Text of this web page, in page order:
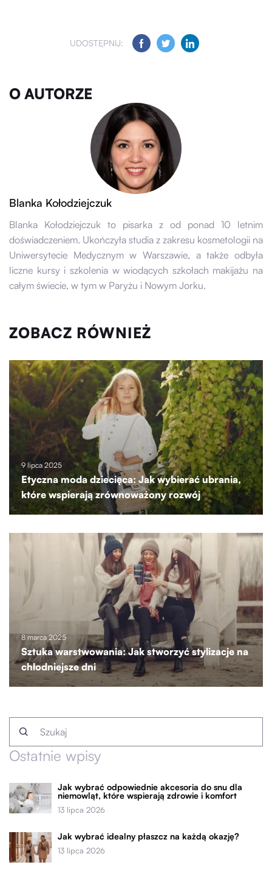
UDOSTĘPNIJ:
O AUTORZE
Blanka Kołodziejczuk
Blanka Kołodziejczuk to pisarka z od ponad 10 letnim
doświadczeniem. Ukończyła studia z zakresu kosmetologii na
Uniwersytecie Medycznym w Warszawie, a także odbyła
liczne kursy i szkolenia w wiodących szkołach makijażu na
całym świecie, w tym w Paryżu i Nowym Jorku.
ZOBACZ RÓWNIEŻ
9 lipca 2025
Etyczna moda dziecięca: Jak wybierać ubrania,
które wspierają zrównoważony rozwój
8 marca 2025
Sztuka warstwowania: Jak stworzyć stylizacje na
chłodniejsze dni
Ostatnie wpisy
Jak wybrać odpowiednie akcesoria do snu dla
niemowląt, które wspierają zdrowie i komfort
13 lipca 2026
Jak wybrać idealny płaszcz na każdą okazję?
13 lipca 2026